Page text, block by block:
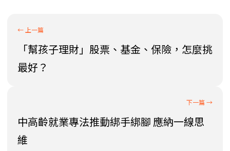
「幫孩子理財」股票、基金、保險，怎麼挑
最好？
中高齡就業專法推動綁手綁腳 應納一線思
維